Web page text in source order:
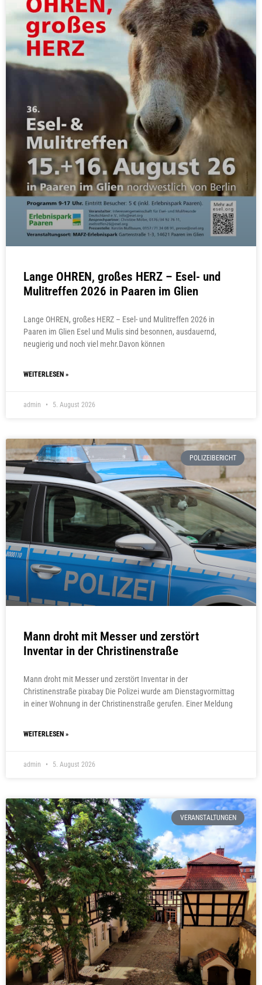
Lange OHREN, großes HERZ – Esel- und
Mulitreffen 2026 in Paaren im Glien
Lange OHREN, großes HERZ – Esel- und Mulitreffen 2026 in
Paaren im Glien Esel und Mulis sind besonnen, ausdauernd,
neugierig und noch viel mehr.Davon können
WEITERLESEN »
admin 5. August 2026
POLIZEIBERICHT
Mann droht mit Messer und zerstört
Inventar in der Christinenstraße
Mann droht mit Messer und zerstört Inventar in der
Christinenstraße pixabay Die Polizei wurde am Dienstagvormittag
in einer Wohnung in der Christinenstraße gerufen. Einer Meldung
WEITERLESEN »
admin 5. August 2026
VERANSTALTUNGEN